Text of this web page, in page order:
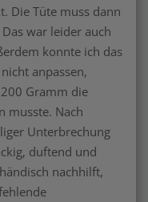
Die Tüte muss dann
war leider auch
konnte ich das
anpassen,
Gramm die
musste. Nach
Unterbrechung
duftend und
nachhilft,